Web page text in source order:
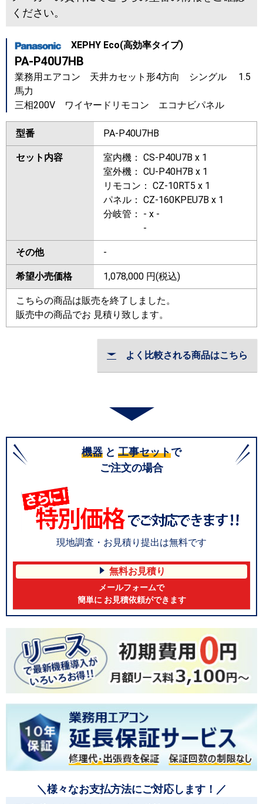
ください。
XEPHY Eco(高効率タイプ)
PA-P40U7HB
業務用エアコン 天井カセット形4方向 シングル 1.5
馬力
三相200V ワイヤードリモコン エコナビパネル
型番 PA-P40U7HB
セット内容
室内機： CS-P40U7B x 1
室外機： CU-P40H7B x 1
リモコン： CZ-10RT5 x 1
パネル： CZ-160KPEU7B x 1
分岐管： - x -
-
その他 -
希望小売価格 1,078,000 円(税込)
こちらの商品は販売を終了しました。
販売中の商品でお 見積り致します。
よく比較される商品はこちら
機器 と 工事セットで
ご注文の場合
現地調査・お見積り提出は無料です
無料お見積り
メールフォームで
簡単に お見積依頼ができます
＼様々なお支払方法にご対応します！／